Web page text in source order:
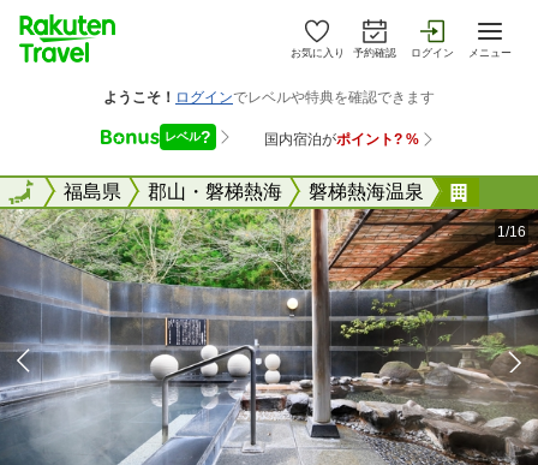
お気に入り 予約確認 ログイン メニュー
全国福島県 郡山・磐梯熱海 磐梯熱海温泉
全国
1/16